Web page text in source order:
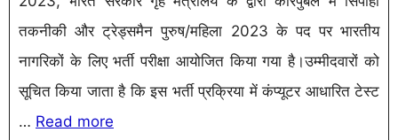
तकनीकी और ट्रेड्समैन पुरुष/महिला 2023 के पद पर भारतीय
नागरिकों के लिए भर्ती परीक्षा आयोजित किया गया है।उम्मीदवारों को
सूचित किया जाता है कि इस भर्ती प्रक्रिया में कंप्यूटर आधारित टेस्ट
… Read more